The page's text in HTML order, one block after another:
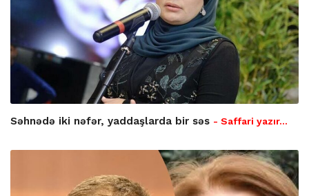
Səhnədə iki nəfər, yaddaşlarda bir səs - Saffari yazır…